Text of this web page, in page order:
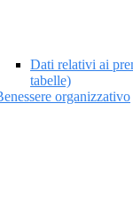
Dati relativi ai
tabelle)
organizzativo